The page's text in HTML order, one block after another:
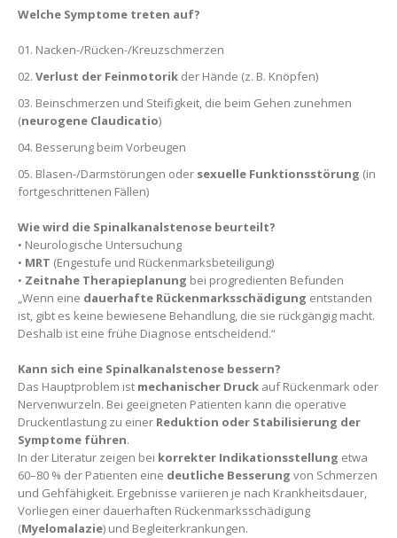
Welche Symptome treten auf?
Nacken-/Rücken-/Kreuzschmerzen
Verlust der Feinmotorik der Hände (z. B. Knöpfen)
Beinschmerzen und Steifigkeit, die beim Gehen zunehmen
(neurogene Claudicatio)
Besserung beim Vorbeugen
Blasen-/Darmstörungen oder sexuelle Funktionsstörung (in
fortgeschrittenen Fällen)
Wie wird die Spinalkanalstenose beurteilt?
• Neurologische Untersuchung
• MRT (Engestufe und Rückenmarksbeteiligung)
• Zeitnahe Therapieplanung bei progredienten Befunden
„Wenn eine dauerhafte Rückenmarksschädigung entstanden
ist, gibt es keine bewiesene Behandlung, die sie rückgängig macht.
Deshalb ist eine frühe Diagnose entscheidend.“
Kann sich eine Spinalkanalstenose bessern?
Das Hauptproblem ist mechanischer Druck auf Rückenmark oder
Nervenwurzeln. Bei geeigneten Patienten kann die operative
Druckentlastung zu einer Reduktion oder Stabilisierung der
Symptome führen.
In der Literatur zeigen bei korrekter Indikationsstellung etwa
60–80 % der Patienten eine deutliche Besserung von Schmerzen
und Gehfähigkeit. Ergebnisse variieren je nach Krankheitsdauer,
Vorliegen einer dauerhaften Rückenmarksschädigung
(Myelomalazie) und Begleiterkrankungen.